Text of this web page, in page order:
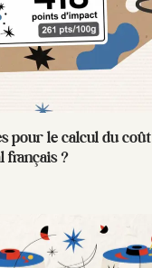
pour le calcul du coût
?